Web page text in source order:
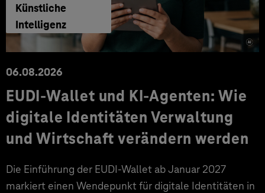
Künstliche
Intelligenz
06.08.2026
EUDI-Wallet und KI-Agenten: Wie
digitale Identitäten Verwaltung
und Wirtschaft verändern werden
Die Einführung der EUDI-Wallet ab Januar 2027
markiert einen Wendepunkt für digitale Identitäten in